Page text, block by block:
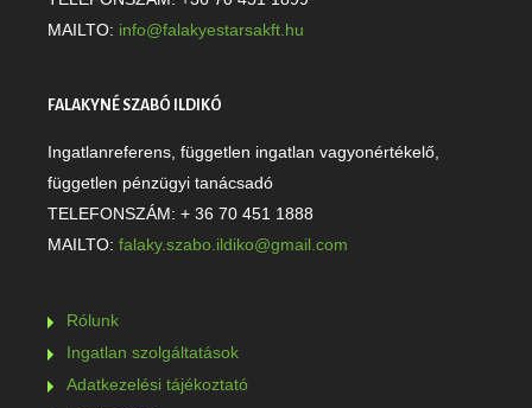
MAILTO: info@falakyestarsakft.hu
FALAKYNÉ SZABÓ ILDIKÓ
Ingatlanreferens, független ingatlan vagyonértékelő,
független pénzügyi tanácsadó
TELEFONSZÁM: + 36 70 451 1888
MAILTO: falaky.szabo.ildiko@gmail.com
Rólunk
Ingatlan szolgáltatások
Adatkezelési tájékoztató